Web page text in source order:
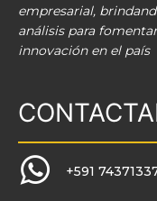
empresarial,
análisis para
innovación en el país
+591